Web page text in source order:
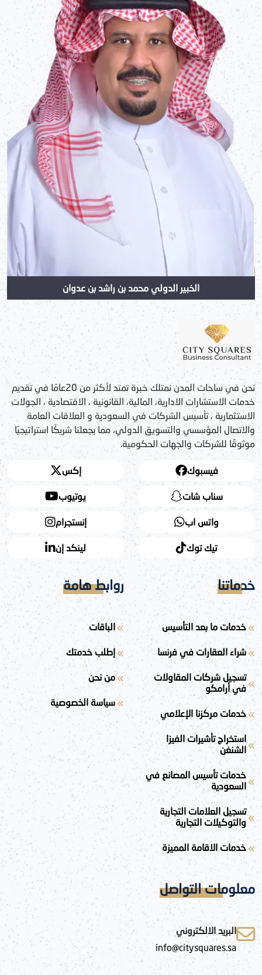
الخبير الدولي محمد بن راشد بن عدوان
نحن في ساحات المدن نمتلك خبرة تمتد لأكثر من 20عامًا في تقديم
خدمات الاستشارات الادارية، المالية، القانونية ، الاقتصادية ، الجولات
الاستثمارية ، تأسيس الشركات في السعودية و العلاقات العامة
والاتصال المؤسسي والتسويق الدولي، مما يجعلنا شريكًا استراتيجيًا
موثوقًا للشركات والجهات الحكومية.
فيسبوك
سناب شات
واتس اب
إكس
يوتيوب
إنستجرام
تيك توك لينكد إن
خدماتنا
خدمات ما بعد التأسيس
شراء العقارات في فرنسا
تسجيل شركات المقاولات
في أرامكو
خدمات مركزنا الإعلامي
استخراج تأشيرات الفيزا
الشنغن
خدمات تأسيس المصانع في
السعودية
تسجيل العلامات التجارية
والتوكيلات التجارية
خدمات الاقامة المميزة
روابط هامة
الباقات
إطلب خدمتك
من نحن
سياسة الخصوصية
معلومات التواصل
البريد الالكتروني
info@citysquares.sa